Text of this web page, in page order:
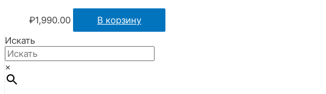
₽1,990.00
В корзину
Искать
×